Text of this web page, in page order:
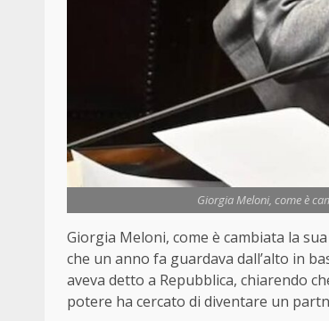
Giorgia Meloni, come è
Giorgia Meloni, come è cambiata la
che un anno fa guardava dall’alto in
aveva detto a Repubblica, chiarendo
potere ha cercato di diventare un